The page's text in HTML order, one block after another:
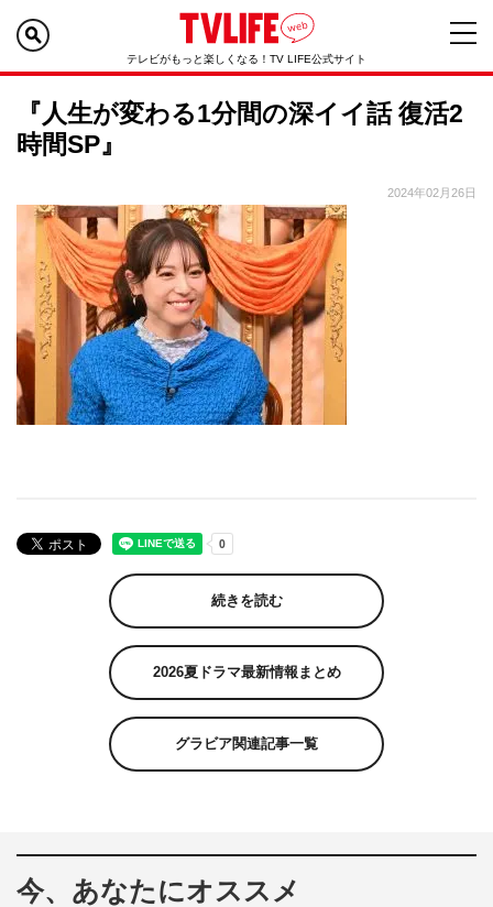
テレビがもっと楽しくなる！TV LIFE公式サイト
『人生が変わる1分間の深イイ話 復活2
時間SP』
2024年02月26日
続きを読む
2026夏ドラマ最新情報まとめ
グラビア関連記事一覧
今、あなたにオススメ